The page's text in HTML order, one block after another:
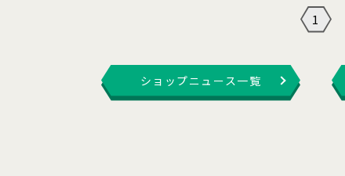
1
ショップニュース一覧